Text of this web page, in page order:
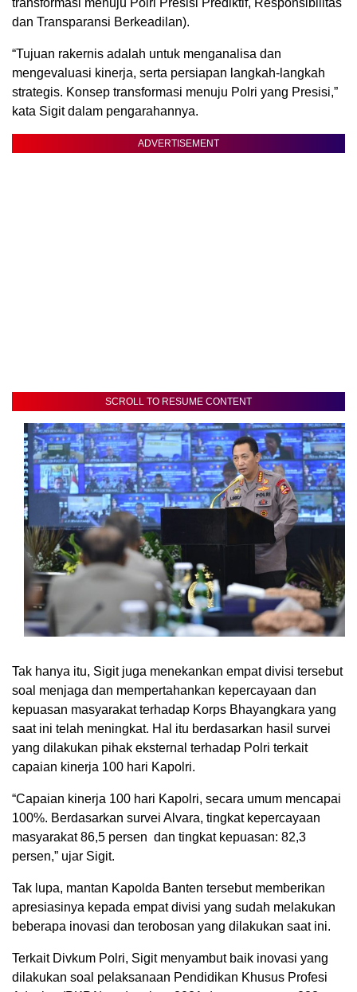
dan Transparansi Berkeadilan).
“Tujuan rakernis adalah untuk menganalisa dan
mengevaluasi kinerja, serta persiapan langkah-langkah
strategis. Konsep transformasi menuju Polri yang Presisi,”
kata Sigit dalam pengarahannya.
ADVERTISEMENT
SCROLL TO RESUME CONTENT
Tak hanya itu, Sigit juga menekankan empat divisi tersebut
soal menjaga dan mempertahankan kepercayaan dan
kepuasan masyarakat terhadap Korps Bhayangkara yang
saat ini telah meningkat. Hal itu berdasarkan hasil survei
yang dilakukan pihak eksternal terhadap Polri terkait
capaian kinerja 100 hari Kapolri.
“Capaian kinerja 100 hari Kapolri, secara umum mencapai
100%. Berdasarkan survei Alvara, tingkat kepercayaan
masyarakat 86,5 persen dan tingkat kepuasan: 82,3
persen,” ujar Sigit.
Tak lupa, mantan Kapolda Banten tersebut memberikan
apresiasinya kepada empat divisi yang sudah melakukan
beberapa inovasi dan terobosan yang dilakukan saat ini.
Terkait Divkum Polri, Sigit menyambut baik inovasi yang
dilakukan soal pelaksanaan Pendidikan Khusus Profesi